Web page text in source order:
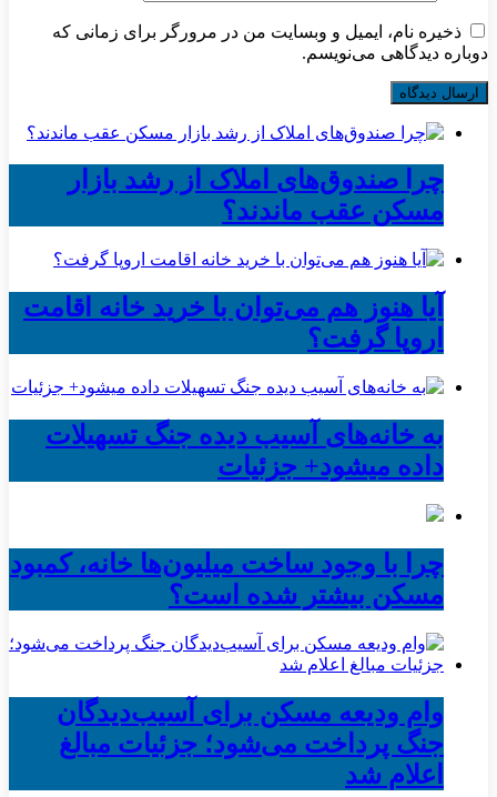
ذخیره نام، ایمیل و وبسایت من در مرورگر برای زمانی که
دوباره دیدگاهی می‌نویسم.
چرا صندوق‌های املاک از رشد بازار
مسکن عقب ماندند؟
آیا هنوز هم می‌توان با خرید خانه اقامت
اروپا گرفت؟
به خانه‌های آسیب دیده جنگ تسهیلات
داده میشود+ جزئیات
چرا با وجود ساخت میلیون‌ها خانه، کمبود
مسکن بیشتر شده است؟
وام ودیعه مسکن برای آسیب‌دیدگان
جنگ پرداخت می‌شود؛ جزئیات مبالغ
اعلام شد